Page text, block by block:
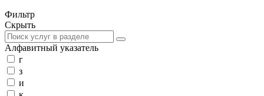
Фильтр
Скрыть
Алфавитный указатель
г
з
и